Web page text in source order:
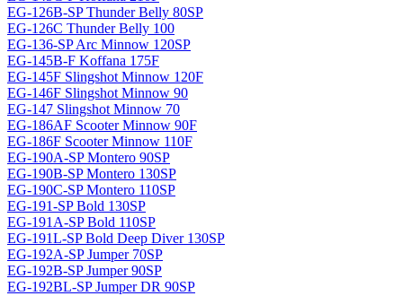
EG-126B-SP Thunder Belly 80SP
EG-126C Thunder Belly 100
EG-136-SP Arc Minnow 120SP
EG-145B-F Koffana 175F
EG-145F Slingshot Minnow 120F
EG-146F Slingshot Minnow 90
EG-147 Slingshot Minnow 70
EG-186AF Scooter Minnow 90F
EG-186F Scooter Minnow 110F
EG-190A-SP Montero 90SP
EG-190B-SP Montero 130SP
EG-190C-SP Montero 110SP
EG-191-SP Bold 130SP
EG-191A-SP Bold 110SP
EG-191L-SP Bold Deep Diver 130SP
EG-192A-SP Jumper 70SP
EG-192B-SP Jumper 90SP
EG-192BL-SP Jumper DR 90SP